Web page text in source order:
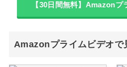
【30日間無料】Amazonプ
Amazonプライムビデオで